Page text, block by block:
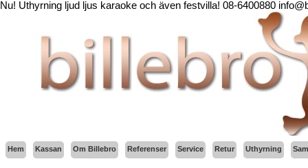
Nu! Uthyrning ljud ljus karaoke och även festvilla! 08-6400880
Hem Kassan Om Billebro Referenser Service Retur Uthyrning